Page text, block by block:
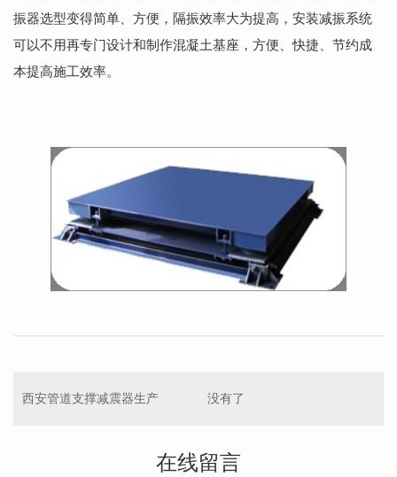
振器选型变得简单、方便，隔振效率大为提高，安装减振系统
可以不用再专门设计和制作混凝土基座，方便、快捷、节约成
本提高施工效率。
西安管道支撑减震器生产 没有了
在线留言